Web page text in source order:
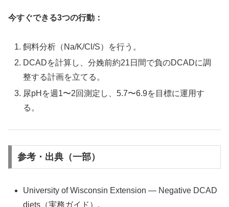
今すぐできる3つの行動：
飼料分析（Na/K/Cl/S）を行う。
DCADを計算し、分娩前約21日間で負のDCADに調
整する計画を立てる。
尿pHを週1〜2回測定し、5.7〜6.9を目標に運用す
る。
参考・出典（一部）
University of Wisconsin Extension — Negative DCAD
diets（実務ガイド）.